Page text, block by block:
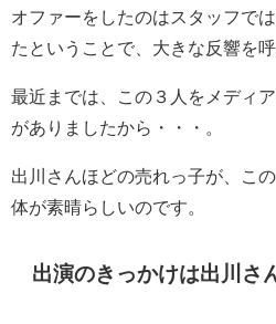
オファーをしたのはスタッフで
たということで、大きな反響を
最近までは、この３人をメディ
がありましたから・・・。
出川さんほどの売れっ子が、こ
体が素晴らしいのです。
出演のきっかけは出川さ